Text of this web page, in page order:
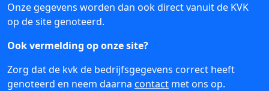
Onze gegevens worden dan ook direct vanuit de KVK
op de site genoteerd.
Ook vermelding op onze site?
Zorg dat de kvk de bedrijfsgegevens correct heeft
genoteerd en neem daarna contact met ons op.